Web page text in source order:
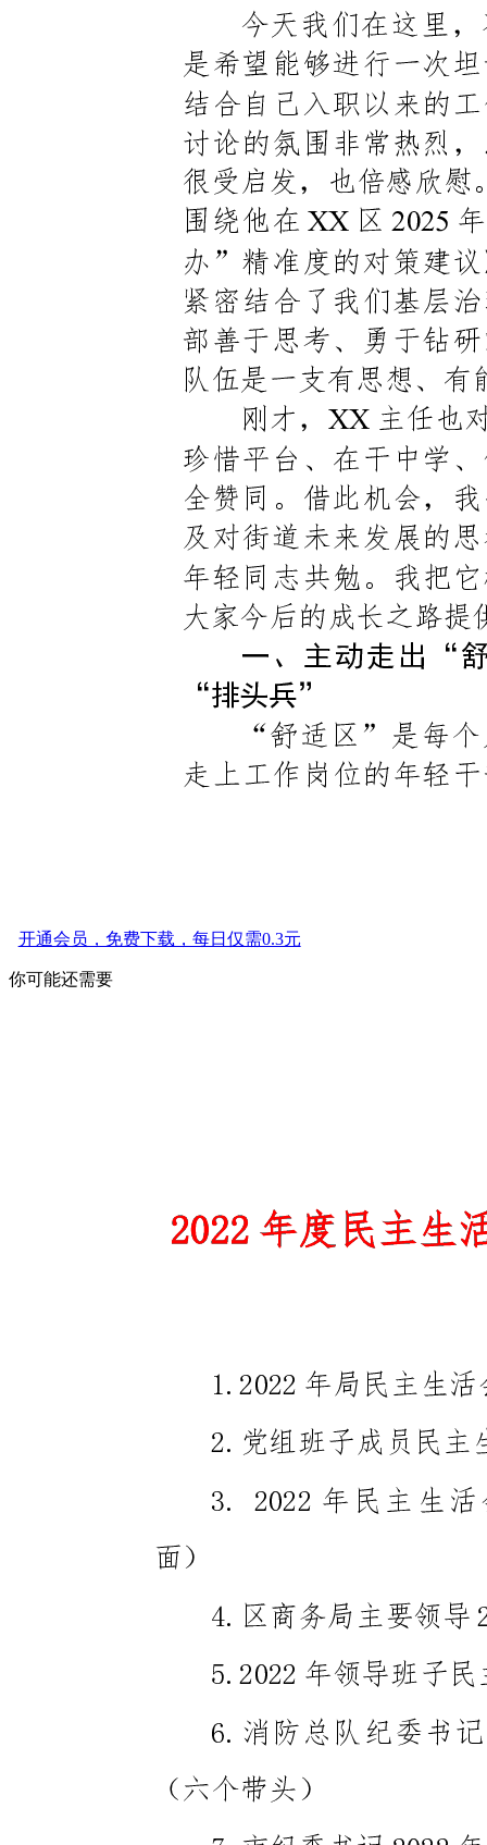
开通会员，免费下载，每日仅需0.3元
你可能还需要